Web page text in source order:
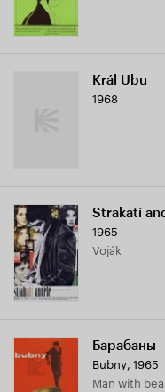
Král Ubu
1968
Strakatí
1965
Voják
Барабаны
Bubny, 1965
Man with